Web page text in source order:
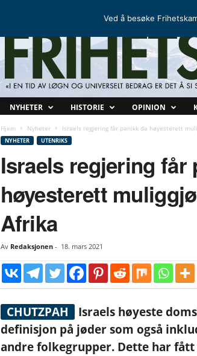
NYHETER HISTORIE OPINION
Hjem Nyheter Israels regjering får panikk da høyesterett
NYHETER UTENRIKS
Israels regjering får
høyesterett
Afrika
Av Redaksjonen- 18. mars 2021
CHUTZPAH
Israels høyeste
definisjon på jøder som også
andre folkegrupper. Dette har
Ved å besøke